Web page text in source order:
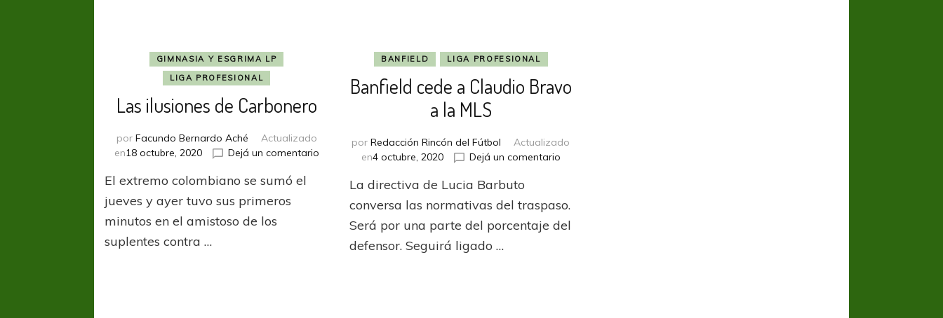
GIMNASIA Y ESGRIMA LP
LIGA PROFESIONAL
Las ilusiones de Carbonero
por Facundo Bernardo Aché
Actualizado
en18 octubre, 2020 Dejá un comentarioen
ilusiones
Carbonero
El extremo colombiano se sumó el
jueves y ayer tuvo sus primeros
minutos en el amistoso de los
suplentes contra …
BANFIELD LIGA PROFESIONAL
Banfield cede a Claudio Bravo
a la MLS
porRedacción Rincón del Fútbol
Actualizado
en4 octubre, 2020 Dejá un comentarioen
a
Bravo
La directiva de Lucia Barbuto
conversa las normativas del traspaso.
Será por una parte del porcentaje del
defensor. Seguirá ligado …